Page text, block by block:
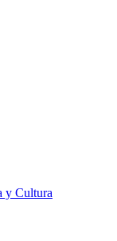
y Cultura